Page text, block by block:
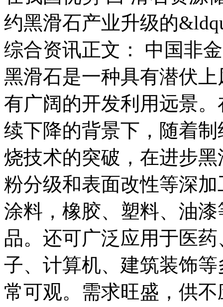
约黑滑石产业升级的
综合资讯正文： 中国非
黑滑石是一种具有潜伏
有广阔的开发利用远景
续下降的背景下，随着
烧技术的突破，在进步
粉分级和表面改性等深
涂料，橡胶、塑料、油
品。还可广泛应用于医
子、计算机、建筑装饰
常可观。需求旺盛，供